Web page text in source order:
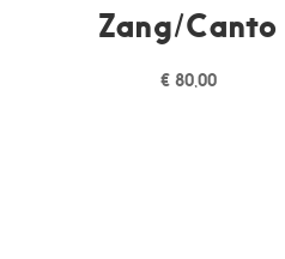
Zang/Canto
€80,00